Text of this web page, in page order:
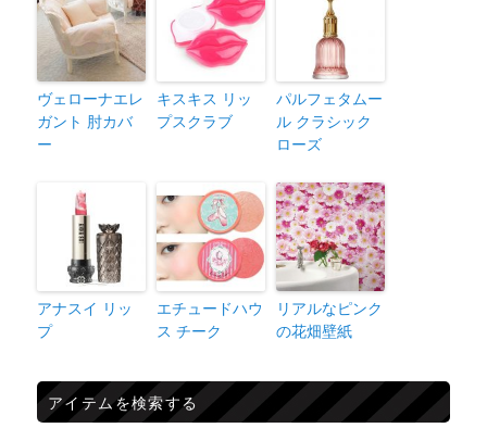
ヴェローナエレ
ガント 肘カバ
ー
キスキス リッ
プスクラブ
パルフェタムー
ル クラシック
ローズ
アナスイ リッ
プ
エチュードハウ
ス チーク
リアルなピンク
の花畑壁紙
アイテムを検索する